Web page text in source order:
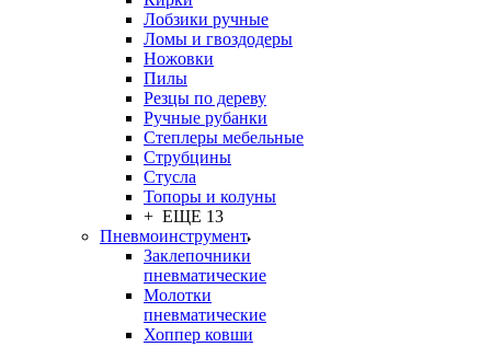
Лобзики ручные
Ломы и гвоздодеры
Ножовки
Пилы
Резцы по дереву
Ручные рубанки
Степлеры мебельные
Струбцины
Стусла
Топоры и колуны
+ ЕЩЕ 13
Пневмоинструмент
Заклепочники
пневматические
Молотки
пневматические
Хоппер ковши